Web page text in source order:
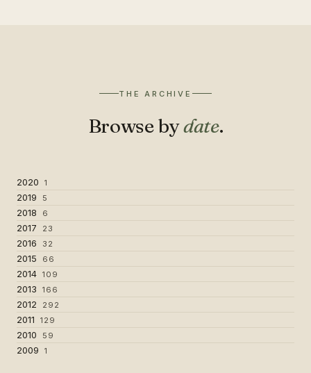
THE ARCHIVE
Browse bydate.
2020 1
2019 5
2018 6
2017 23
2016 32
2015 66
2014 109
2013 166
2012 292
2011 129
2010 59
2009 1